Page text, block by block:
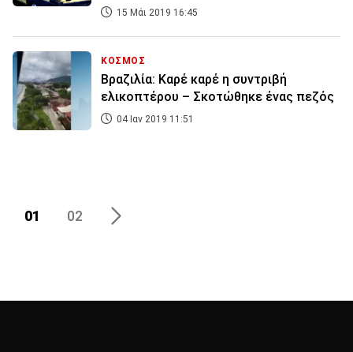
15 Μάι 2019 16:45
ΚΟΣΜΟΣ
Βραζιλία: Καρέ καρέ η συντριβή
ελικοπτέρου – Σκοτώθηκε ένας πεζός
04 Ιαν 2019 11:51
01 02